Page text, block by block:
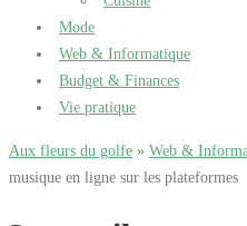
Mode
Web & Informatique
Budget & Finances
Vie pratique
Aux fleurs du golfe » Web &
musique en ligne sur les plateformes